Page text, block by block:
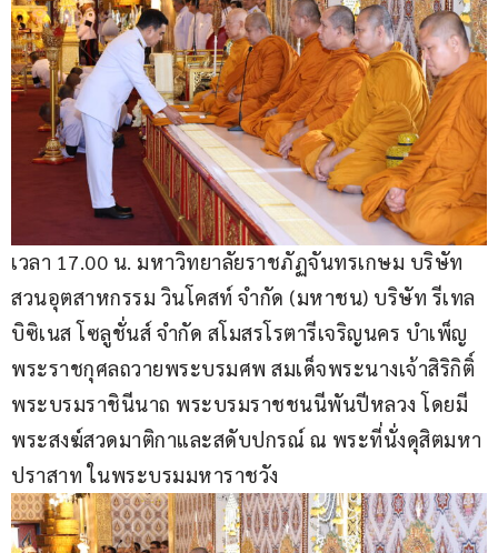
เวลา 17.00 น. มหาวิทยาลัยราชภัฏจันทรเกษม บริษัท
สวนอุตสาหกรรม วินโคสท์ จำกัด (มหาชน) บริษัท รีเทล
บิซิเนส โซลูชั่นส์ จำกัด สโมสรโรตารีเจริญนคร บำเพ็ญ
พระราชกุศลถวายพระบรมศพ สมเด็จพระนางเจ้าสิริกิติ์
พระบรมราชินีนาถ พระบรมราชชนนีพันปีหลวง โดยมี
พระสงฆ์สวดมาติกาและสดับปกรณ์ ณ พระที่นั่งดุสิตมหา
ปราสาท ในพระบรมมหาราชวัง